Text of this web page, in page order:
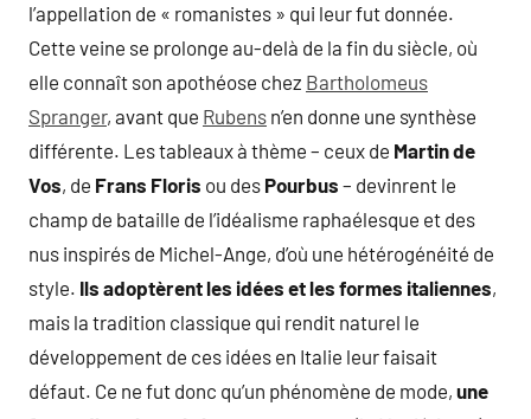
l’appellation de « romanistes » qui leur fut donnée.
Cette veine se prolonge au-delà de la fin du siècle, où
elle connaît son apothéose chez Bartholomeus
Spranger, avant que Rubens n’en donne une synthèse
différente. Les tableaux à thème – ceux de Martin de
Vos, de Frans Floris ou des Pourbus – devinrent le
champ de bataille de l’idéalisme raphaélesque et des
nus inspirés de Michel-Ange, d’où une hétérogénéité de
style. Ils adoptèrent les idées et les formes italiennes,
mais la tradition classique qui rendit naturel le
développement de ces idées en Italie leur faisait
défaut. Ce ne fut donc qu’un phénomène de mode, une